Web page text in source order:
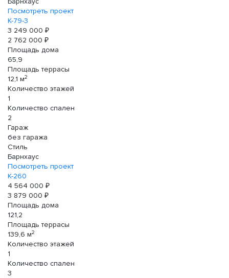
Посмотреть проект
К-79-3
3 249 000 ₽
2 762 000 ₽
Площадь дома
65,9
Площадь террасы
12,1 м2
Количество этажей
1
Количество спален
2
Гараж
без гаража
Стиль
Барнхаус
Посмотреть проект
К-260
4 564 000 ₽
3 879 000 ₽
Площадь дома
121,2
Площадь террасы
139,6 м2
Количество этажей
1
Количество спален
3